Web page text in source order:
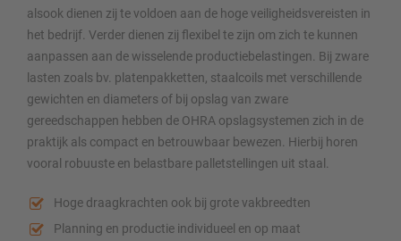
alsook dienen zij te voldoen aan de hoge veiligheidsvereisten in
het bedrijf. Verder dienen zij flexibel te zijn om zich te kunnen
aanpassen aan de wisselende productiebelastingen. Bij zware
lasten zoals bv. platenpakketten, staalcoils met verschillende
gewichten en diameters of bij opslag van zware
gereedschappen hebben de OHRA opslagsystemen zich in de
praktijk als compact en betrouwbaar bewezen. Hierbij horen
vooral robuuste en belastbare palletstellingen uit staal.
Hoge draagkrachten ook bij grote vakbreedten
Planning en productie individueel en op maat